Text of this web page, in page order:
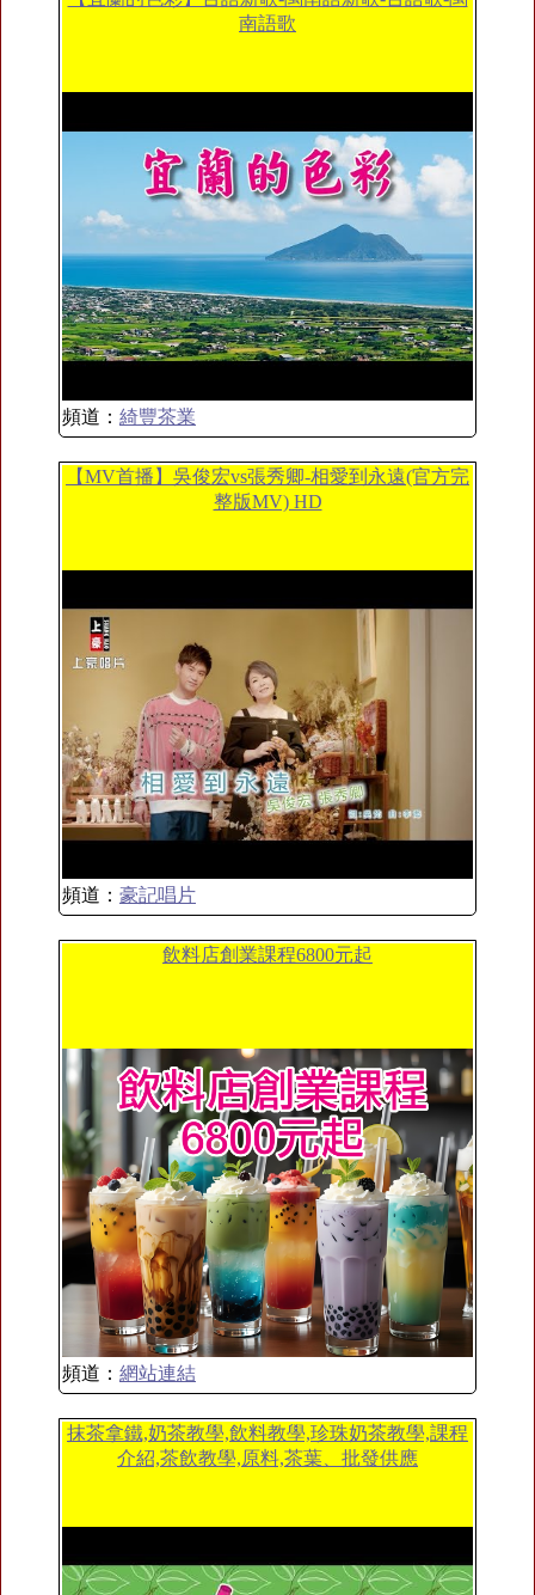
南語歌
頻道： 綺豐茶業
【MV首播】吳俊宏vs張秀卿-相愛到永遠(官方完
整版MV) HD
頻道： 豪記唱片
飲料店創業課程6800元起
頻道： 網站連結
抹茶拿鐵,奶茶教學,飲料教學,珍珠奶茶教學,課程
介紹,茶飲教學,原料,茶葉、批發供應